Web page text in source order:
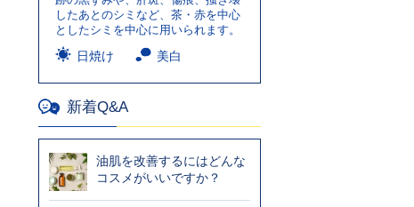
したあとのシミなど、茶・赤を中心
としたシミを中心に用いられます。
日焼け 美白
新着Q&A
油肌を改善するにはどんな
コスメがいいですか？